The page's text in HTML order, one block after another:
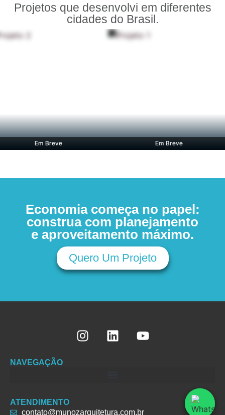
Projetos que desenvolvi em diferentes
cidades do Brasil.
Em Breve Em Breve
Economia começa no papel:
construa com planejamento
e aproveitamento máximo.
Quero Um Projeto
NAVEGAÇÃO
ATENDIMENTO
contato@munozarquitetura.com.br